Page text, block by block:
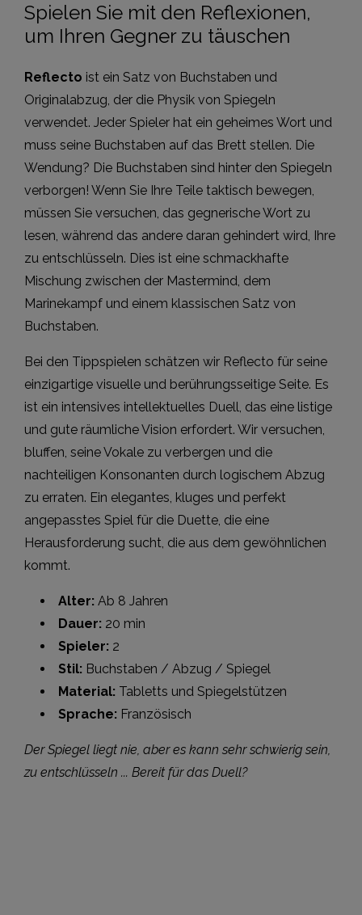
Spielen Sie mit den Reflexionen,
um Ihren Gegner zu täuschen
Reflecto ist ein Satz von Buchstaben und
Originalabzug, der die Physik von Spiegeln
verwendet. Jeder Spieler hat ein geheimes Wort und
muss seine Buchstaben auf das Brett stellen. Die
Wendung? Die Buchstaben sind hinter den Spiegeln
verborgen! Wenn Sie Ihre Teile taktisch bewegen,
müssen Sie versuchen, das gegnerische Wort zu
lesen, während das andere daran gehindert wird, Ihre
zu entschlüsseln. Dies ist eine schmackhafte
Mischung zwischen der Mastermind, dem
Marinekampf und einem klassischen Satz von
Buchstaben.
Bei den Tippspielen schätzen wir Reflecto für seine
einzigartige visuelle und berührungsseitige Seite. Es
ist ein intensives intellektuelles Duell, das eine listige
und gute räumliche Vision erfordert. Wir versuchen,
bluffen, seine Vokale zu verbergen und die
nachteiligen Konsonanten durch logischem Abzug
zu erraten. Ein elegantes, kluges und perfekt
angepasstes Spiel für die Duette, die eine
Herausforderung sucht, die aus dem gewöhnlichen
kommt.
Alter: Ab 8 Jahren
Dauer: 20 min
Spieler: 2
Stil: Buchstaben / Abzug / Spiegel
Material: Tabletts und Spiegelstützen
Sprache: Französisch
Der Spiegel liegt nie, aber es kann sehr schwierig sein,
zu entschlüsseln ... Bereit für das Duell?